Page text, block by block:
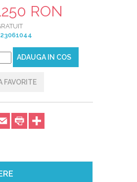
RON
ADAUGA IN COS
FAVORITE